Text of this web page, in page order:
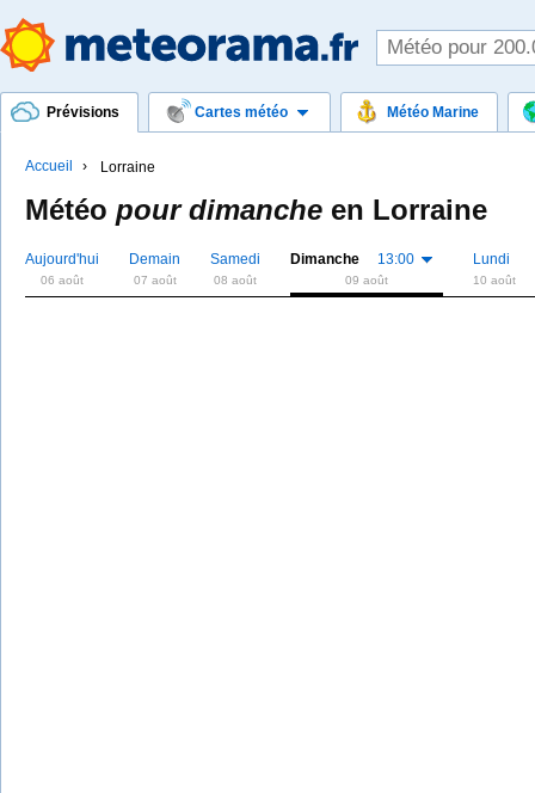
Prévisions Cartes météo Météo Marine
Accueil Lorraine
Météo pour dimanche en Lorraine
Aujourd'hui
06 août
Demain
07 août
Samedi
08 août
Dimanche 13:00
09 août
Lundi
10 août